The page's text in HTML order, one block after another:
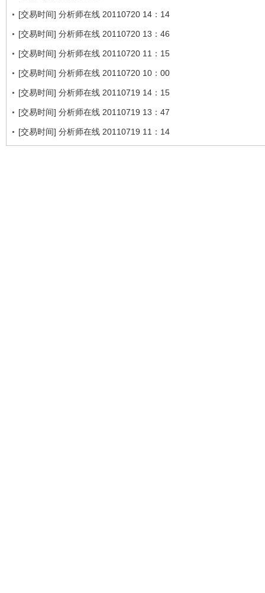
[交易时间] 分析师在线 20110720 14：14
[交易时间] 分析师在线 20110720 13：46
[交易时间] 分析师在线 20110720 11：15
[交易时间] 分析师在线 20110720 10：00
[交易时间] 分析师在线 20110719 14：15
[交易时间] 分析师在线 20110719 13：47
[交易时间] 分析师在线 20110719 11：14